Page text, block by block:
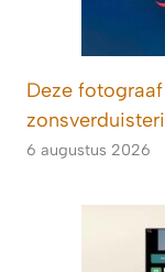
Deze
6 augustus 2026